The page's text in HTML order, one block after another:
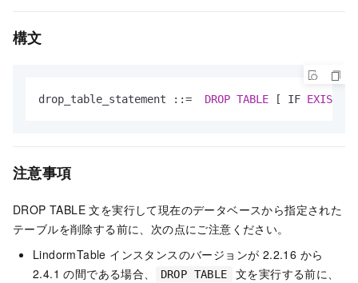
構文
drop_table_statement ::= DROP TABLE [ IF EXISTS
注意事項
DROP TABLE 文を実行して現在のデータベースから指定された
テーブルを削除する前に、次の点にご注意ください。
LindormTable インスタンスのバージョンが 2.2.16 から
2.4.1 の間である場合、
DROP TABLE
文を実行する前に、